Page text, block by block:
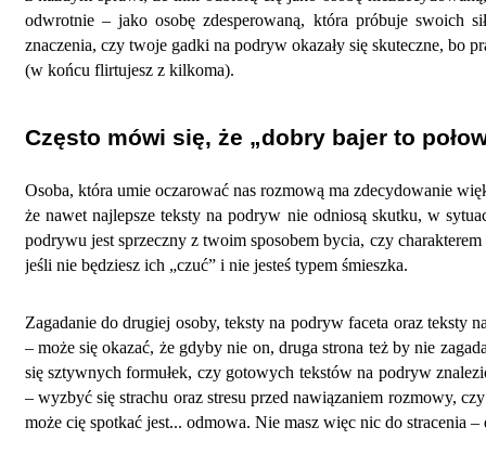
odwrotnie – jako osobę zdesperowaną, która próbuje swoich
znaczenia, czy twoje gadki na podryw okazały się skuteczne, bo
(w końcu flirtujesz z kilkoma).
Często mówi się, że „dobry bajer to
Osoba, która umie oczarować nas rozmową ma zdecydowanie
że nawet najlepsze teksty na podryw nie odniosą skutku, w
podrywu jest sprzeczny z twoim sposobem bycia, czy
jeśli nie będziesz ich „czuć” i nie jesteś typem śmieszka.
Zagadanie do drugiej osoby, teksty na podryw faceta oraz teksty
– może się okazać, że gdyby nie on, druga strona też by nie
się sztywnych formułek, czy gotowych tekstów na podryw
– wyzbyć się strachu oraz stresu przed nawiązaniem rozmowy,
może cię spotkać jest... odmowa. Nie masz więc nic do stracenia –